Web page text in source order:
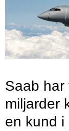
Saab har
miljarder
en kund i